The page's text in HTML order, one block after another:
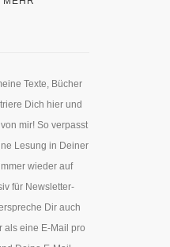
Texte, Bücher
Dich hier und
mir! So verpasst
Lesung in Deiner
wieder auf
für Newsletter-
Dir auch
als eine E-Mail pro